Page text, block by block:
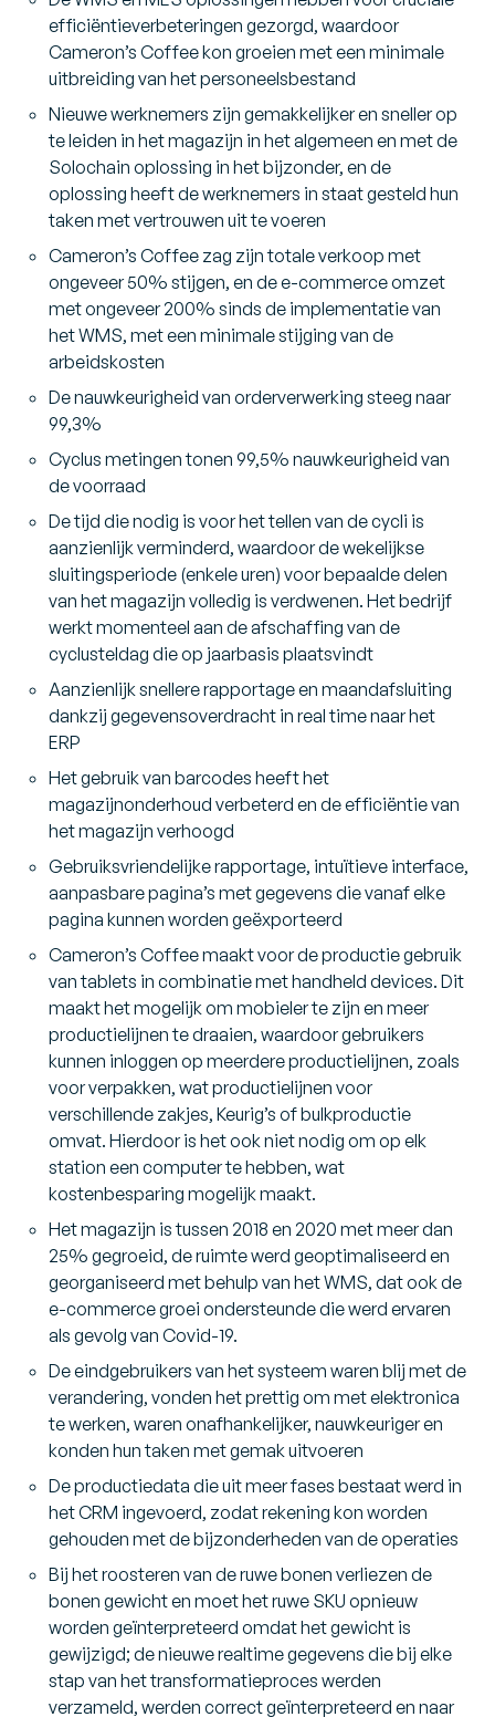
efficiëntieverbeteringen gezorgd, waardoor
Cameron’s Coffee kon groeien met een minimale
uitbreiding van het personeelsbestand
Nieuwe werknemers zijn gemakkelijker en sneller op
te leiden in het magazijn in het algemeen en met de
Solochain oplossing in het bijzonder, en de
oplossing heeft de werknemers in staat gesteld hun
taken met vertrouwen uit te voeren
Cameron’s Coffee zag zijn totale verkoop met
ongeveer 50% stijgen, en de e-commerce omzet
met ongeveer 200% sinds de implementatie van
het WMS, met een minimale stijging van de
arbeidskosten
De nauwkeurigheid van orderverwerking steeg naar
99,3%
Cyclus metingen tonen 99,5% nauwkeurigheid van
de voorraad
De tijd die nodig is voor het tellen van de cycli is
aanzienlijk verminderd, waardoor de wekelijkse
sluitingsperiode (enkele uren) voor bepaalde delen
van het magazijn volledig is verdwenen. Het bedrijf
werkt momenteel aan de afschaffing van de
cyclusteldag die op jaarbasis plaatsvindt
Aanzienlijk snellere rapportage en maandafsluiting
dankzij gegevensoverdracht in real time naar het
ERP
Het gebruik van barcodes heeft het
magazijnonderhoud verbeterd en de efficiëntie van
het magazijn verhoogd
Gebruiksvriendelijke rapportage, intuïtieve interface,
aanpasbare pagina’s met gegevens die vanaf elke
pagina kunnen worden geëxporteerd
Cameron’s Coffee maakt voor de productie gebruik
van tablets in combinatie met handheld devices. Dit
maakt het mogelijk om mobieler te zijn en meer
productielijnen te draaien, waardoor gebruikers
kunnen inloggen op meerdere productielijnen, zoals
voor verpakken, wat productielijnen voor
verschillende zakjes, Keurig’s of bulkproductie
omvat. Hierdoor is het ook niet nodig om op elk
station een computer te hebben, wat
kostenbesparing mogelijk maakt.
Het magazijn is tussen 2018 en 2020 met meer dan
25% gegroeid, de ruimte werd geoptimaliseerd en
georganiseerd met behulp van het WMS, dat ook de
e-commerce groei ondersteunde die werd ervaren
als gevolg van Covid-19.
De eindgebruikers van het systeem waren blij met de
verandering, vonden het prettig om met elektronica
te werken, waren onafhankelijker, nauwkeuriger en
konden hun taken met gemak uitvoeren
De productiedata die uit meer fases bestaat werd in
het CRM ingevoerd, zodat rekening kon worden
gehouden met de bijzonderheden van de operaties
Bij het roosteren van de ruwe bonen verliezen de
bonen gewicht en moet het ruwe SKU opnieuw
worden geïnterpreteerd omdat het gewicht is
gewijzigd; de nieuwe realtime gegevens die bij elke
stap van het transformatieproces werden
verzameld, werden correct geïnterpreteerd en naar